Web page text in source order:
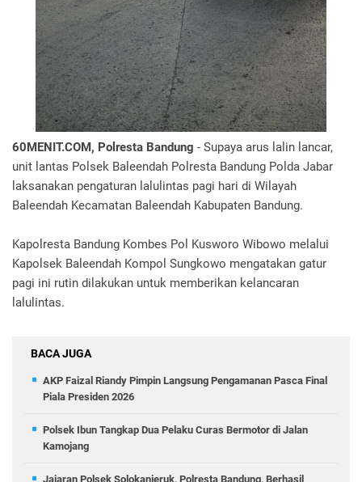
60MENIT.COM, Polresta Bandung - Supaya arus lalin lancar,
unit lantas Polsek Baleendah Polresta Bandung Polda Jabar
laksanakan pengaturan lalulintas pagi hari di Wilayah
Baleendah Kecamatan Baleendah Kabupaten Bandung.
Kapolresta Bandung Kombes Pol Kusworo Wibowo melalui
Kapolsek Baleendah Kompol Sungkowo mengatakan gatur
pagi ini rutin dilakukan untuk memberikan kelancaran
lalulintas.
BACA JUGA
AKP Faizal Riandy Pimpin Langsung Pengamanan Pasca Final
Piala Presiden 2026
Polsek Ibun Tangkap Dua Pelaku Curas Bermotor di Jalan
Kamojang
Jajaran Polsek Solokanjeruk, Polresta Bandung, Berhasil